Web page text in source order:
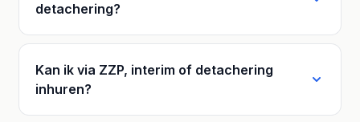
detachering?
Kan ik via ZZP, interim of detachering
inhuren?